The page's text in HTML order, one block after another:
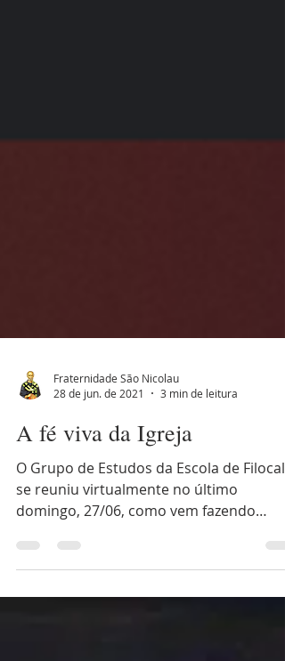
28 de jun. de 2021
3 min de leitura
A fé viva da Igreja
O Grupo de Estudos da Escola de
se reuniu virtualmente no último
domingo, 27/06, como vem fazendo
quinzenalmente, para...